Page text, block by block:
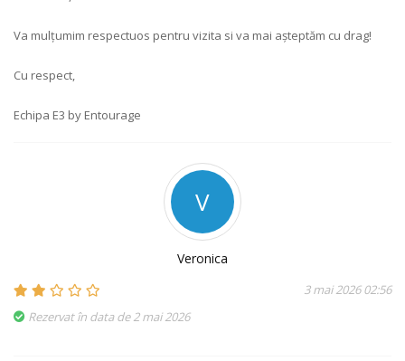
Va mulțumim respectuos pentru vizita si va mai așteptăm cu drag!
Cu respect,
Echipa E3 by Entourage
V
Veronica
3 mai 2026 02:56
Rezervat în data de 2 mai 2026